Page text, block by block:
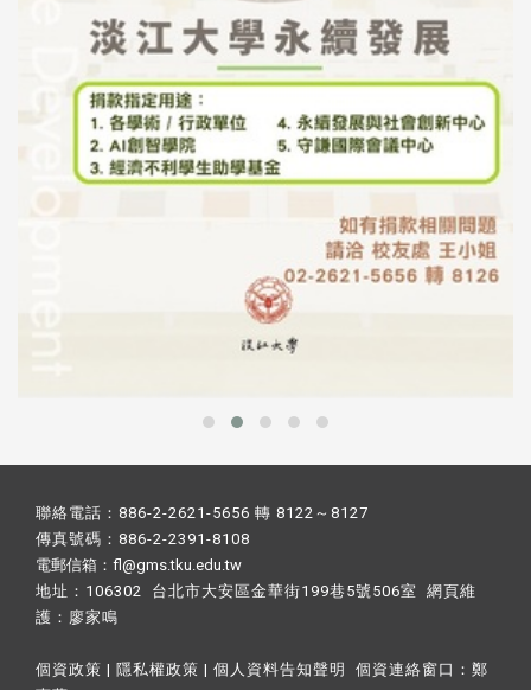
聯絡電話：886-2-2621-5656 轉 8122～8127
傳真號碼：886-2-2391-8108
電郵信箱：fl@gms.tku.edu.tw
地址：106302 台北市大安區金華街199巷5號506室 網頁維
護： 廖家鳴​
個資政策 | 隱私權政策 | 個人資料告知聲明 個資連絡窗口： 鄭